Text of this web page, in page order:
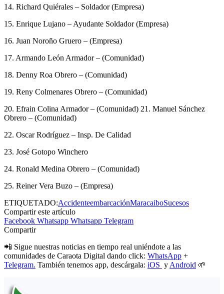
14. Richard Quiérales – Soldador (Empresa)
15. Enrique Lujano – Ayudante Soldador (Empresa)
16. Juan Noroño Gruero – (Empresa)
17. Armando León Armador – (Comunidad)
18. Denny Roa Obrero – (Comunidad)
19. Reny Colmenares Obrero – (Comunidad)
20. Efrain Colina Armador – (Comunidad) 21. Manuel Sánchez
Obrero – (Comunidad)
22. Oscar Rodríguez – Insp. De Calidad
23. José Gotopo Winchero
24. Ronald Medina Obrero – (Comunidad)
25. Reiner Vera Buzo – (Empresa)
ETIQUETADO:AccidenteembarcaciónMaracaiboSucesos
Compartir este artículo
Facebook Whatsapp Whatsapp Telegram
Compartir
📲 Sigue nuestras noticias en tiempo real uniéndote a las
comunidades de Caraota Digital dando click: WhatsApp +
Telegram. También tenemos app, descárgala: iOS y Android 🌱